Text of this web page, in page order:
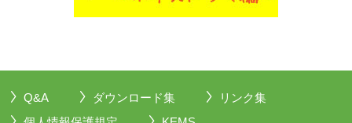
Q&A ダウンロード集
リンク集